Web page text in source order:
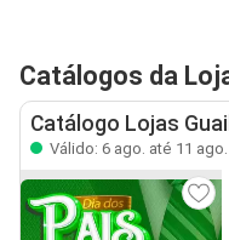
Catálogos da
Catálogo Lojas
Válido: 6 ago. até 11 ago.